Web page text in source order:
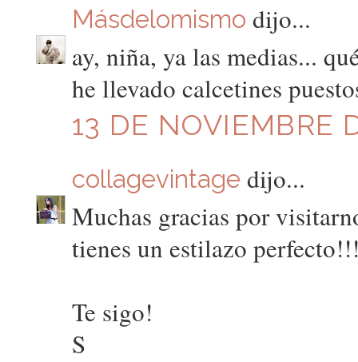
Másdelomismo dijo...
ay, niña, ya las medias...
he llevado calcetines
13 DE NOVIEMBRE
collagevintage dijo...
Muchas gracias por
tienes un estilazo
Te sigo!
S